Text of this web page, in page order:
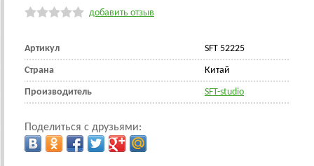
добавить отзыв
Артикул SFT 52225
Страна Китай
Производитель SFT-studio
Поделиться с друзьями: